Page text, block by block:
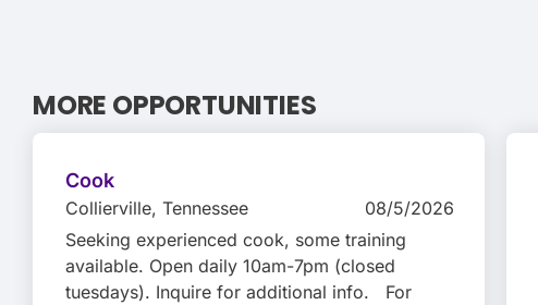
MORE OPPORTUNITIES
Cook
Collierville, Tennessee
08/5/2026
Seeking experienced cook, some training
available. Open daily 10am-7pm (closed
tuesdays). Inquire for additional info. For